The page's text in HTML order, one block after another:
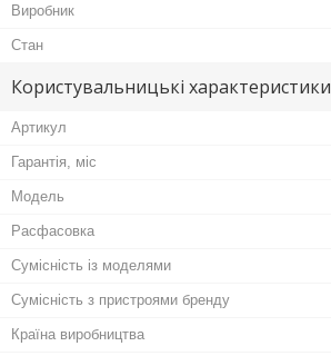
Виробник
Стан
Користувальницькі характеристики
Артикул
Гарантія, міс
Мoдель
Расфасовка
Сумісність із моделями
Сумісність з пристроями бренду
Країна виробництва